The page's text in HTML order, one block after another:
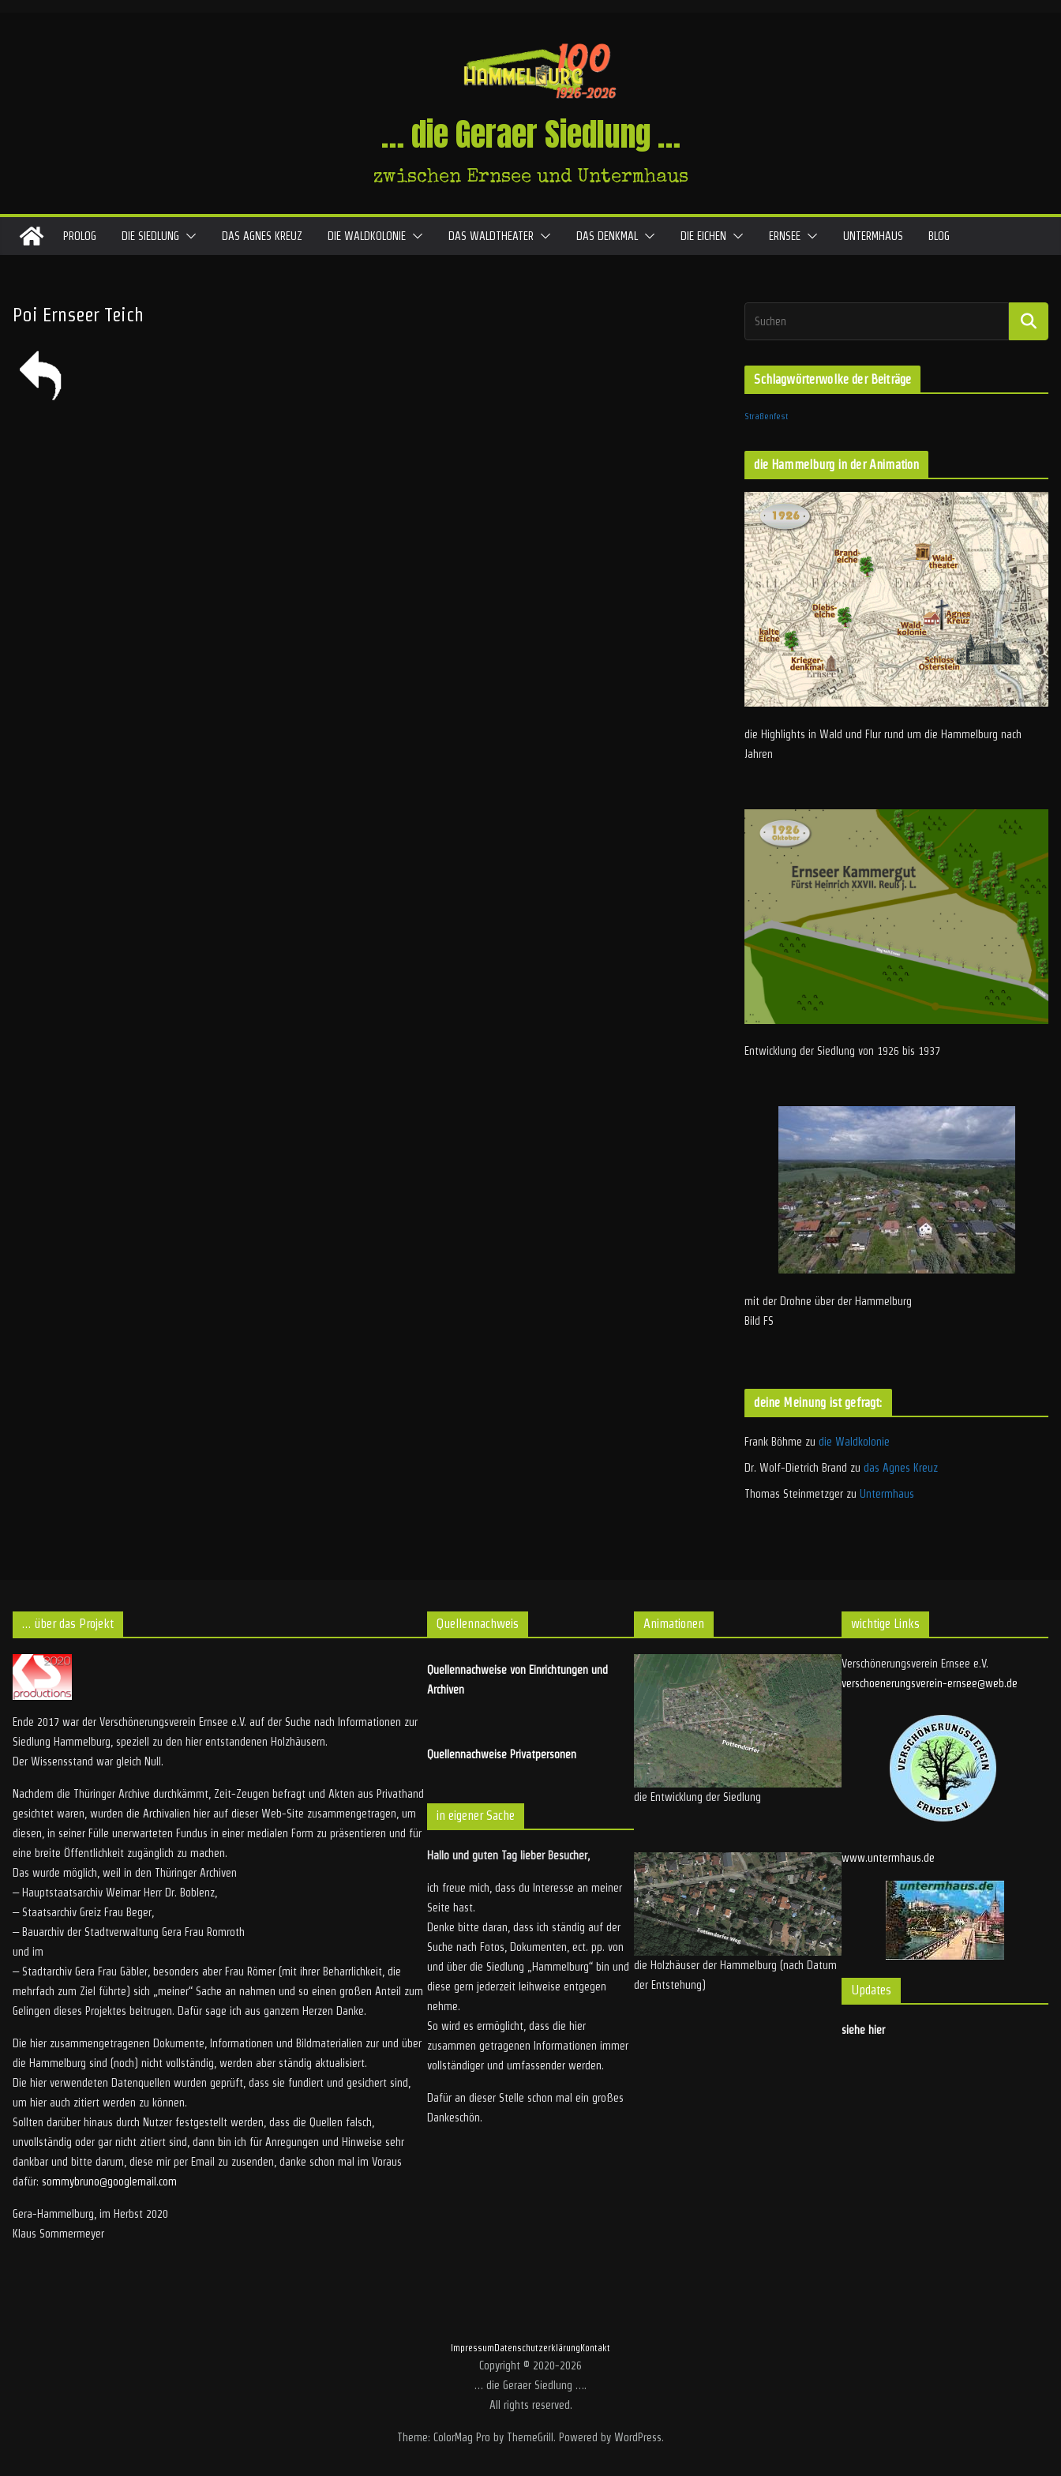
… die Geraer Siedlung …
zwischen Ernsee und Untermhaus
PROLOG DIE SIEDLUNG DAS AGNES KREUZ DIE WALDKOLONIE DAS WALDTHEATER DAS DENKMAL DIE EICHEN ERNSEE UNTERMHAUS BLOG
Poi Ernseer Teich
Schlagwörterwolke der Beiträge
Straßenfest
die Hammelburg in der Animation
die Highlights in Wald und Flur rund um die Hammelburg nach
Jahren
Entwicklung der Siedlung von 1926 bis 1937
mit der Drohne über der Hammelburg
Bild FS
deine Meinung ist gefragt:
Frank Böhme zudie Waldkolonie
Dr. Wolf-Dietrich Brand zudas Agnes Kreuz
Thomas Steinmetzger zuUntermhaus
… über das Projekt
Ende 2017 war der Verschönerungsverein Ernsee e.V. auf der Suche nach Informationen zur
Siedlung Hammelburg, speziell zu den hier entstandenen Holzhäusern.
Der Wissensstand war gleich Null.
Nachdem die Thüringer Archive durchkämmt, Zeit-Zeugen befragt und Akten aus Privathand
gesichtet waren, wurden die Archivalien hier auf dieser Web-Site zusammengetragen, um
diesen, in seiner Fülle unerwarteten Fundus in einer medialen Form zu präsentieren und für
eine breite Öffentlichkeit zugänglich zu machen.
Das wurde möglich, weil in den Thüringer Archiven
– Hauptstaatsarchiv Weimar Herr Dr. Boblenz,
– Staatsarchiv Greiz Frau Beger,
– Bauarchiv der Stadtverwaltung Gera Frau Romroth
und im
– Stadtarchiv Gera Frau Gäbler, besonders aber Frau Römer (mit ihrer Beharrlichkeit, die
mehrfach zum Ziel führte) sich „meiner“ Sache an nahmen und so einen großen Anteil zum
Gelingen dieses Projektes beitrugen. Dafür sage ich aus ganzem Herzen Danke.
Die hier zusammengetragenen Dokumente, Informationen und Bildmaterialien zur und über
die Hammelburg sind (noch) nicht vollständig, werden aber ständig aktualisiert.
Die hier verwendeten Datenquellen wurden geprüft, dass sie fundiert und gesichert sind,
um hier auch zitiert werden zu können.
Sollten darüber hinaus durch Nutzer festgestellt werden, dass die Quellen falsch,
unvollständig oder gar nicht zitiert sind, dann bin ich für Anregungen und Hinweise sehr
dankbar und bitte darum, diese mir per Email zu zusenden, danke schon mal im Voraus
dafür: sommybruno@googlemail.com
Gera-Hammelburg, im Herbst 2020
Klaus Sommermeyer
Quellennachweis
Quellennachweise von Einrichtungen und
Archiven
Quellennachweise Privatpersonen
in eigener Sache
Hallo und guten Tag lieber Besucher,
ich freue mich, dass du Interesse an meiner
Seite hast.
Denke bitte daran, dass ich ständig auf der
Suche nach Fotos, Dokumenten, ect. pp. von
und über die Siedlung „Hammelburg“ bin und
diese gern jederzeit leihweise entgegen
nehme.
So wird es ermöglicht, dass die hier
zusammen getragenen Informationen immer
vollständiger und umfassender werden.
Dafür an dieser Stelle schon mal ein großes
Dankeschön.
Animationen
die Entwicklung der Siedlung
die Holzhäuser der Hammelburg (nach Datum
der Entstehung)
wichtige Links
Verschönerungsverein Ernsee e.V.
verschoenerungsverein-ernsee@web.de
www.untermhaus.de
Updates
siehe hier
Impressum Datenschutzerklärung Kontakt
Copyright © 2020-2026
… die Geraer Siedlung ….
All rights reserved.
Theme: ColorMag Pro by ThemeGrill. Powered by WordPress.